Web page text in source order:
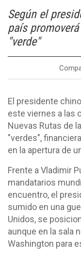
Según el
país
"verde"
El presidente
este viernes a las
Nuevas Rutas de
"verdes",
en la apertura de
Frente a Vladimir
mandatarios
encuentro, el
sumido en una
Unidos, se
aunque en la sala
Washington para